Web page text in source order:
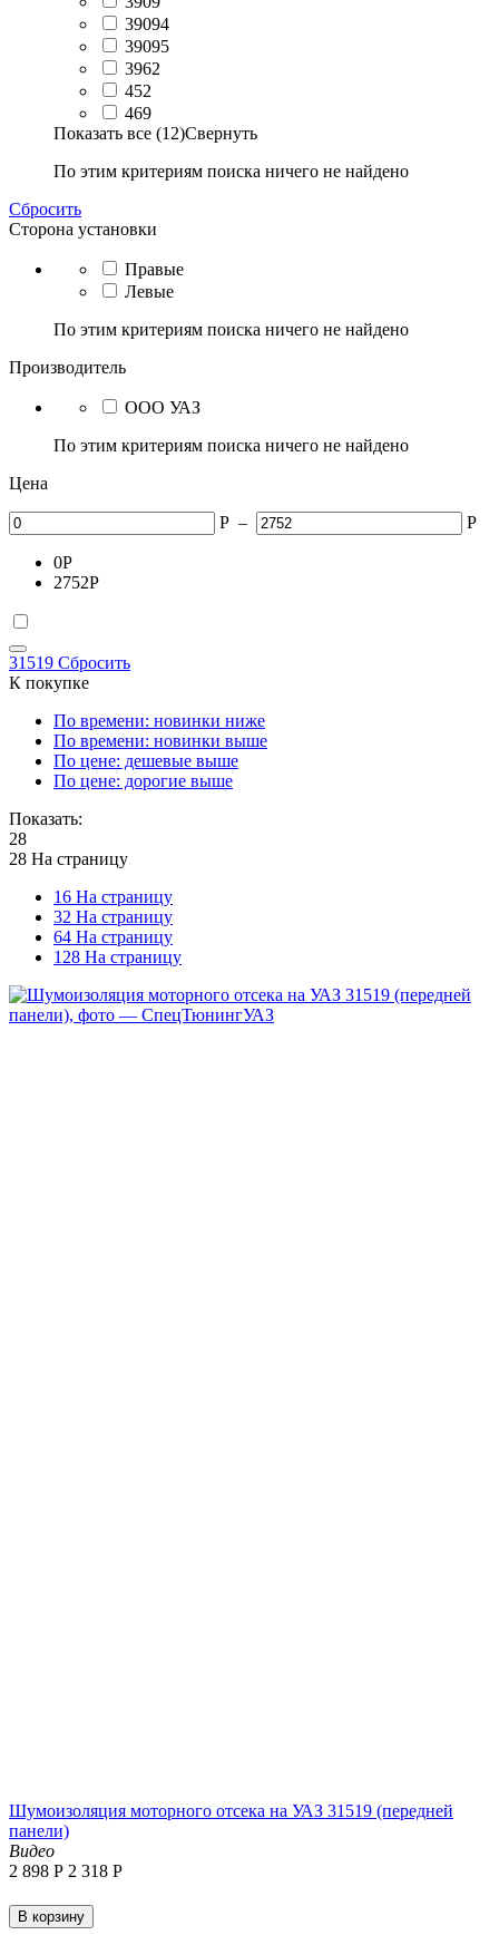
39094
39095
3962
452
469
Показать все (12)Свернуть
По этим критериям поиска ничего не найдено
Сбросить
Сторона установки
Правые
Левые
По этим критериям поиска ничего не найдено
Производитель
ООО УАЗ
По этим критериям поиска ничего не найдено
Цена
Р – Р
0Р
2752Р
31519 Сбросить
К покупке
По времени: новинки ниже
По времени: новинки выше
По цене: дешевые выше
По цене: дорогие выше
Показать:
28
28 На страницу
16 На страницу
32 На страницу
64 На страницу
128 На страницу
Шумоизоляция моторного отсека на УАЗ 31519 (передней
панели)
Видео
2 898 Р 2 318 Р
В корзину